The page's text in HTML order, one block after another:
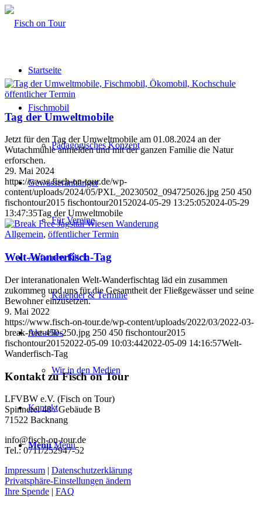
Startseite
Fischmobil
Pädagogisches Konzept
Gewässeranhänger
Für Vereine
Auf einen Klick
Kalender & Termine
Aktuelles
Wir in den Medien
Kontakt
Menü Menü
öffentlicher Termin
Tag der Umweltmobile
Jetzt für den Tag der Umweltmobile am 01.08.2024 an der
Wutachmühle anmelden und mit der ganzen Familie die Natur
erforschen.
29. Mai 2024
https://www.fisch-on-tour.de/wp-
content/uploads/2024/05/PXL_20230502_094725026.jpg 250 450
fischontour2015 fischontour20152024-05-29 13:25:052024-05-29
13:47:35Tag der Umweltmobile
Allgemein, öffentlicher Termin
Welt-Wanderfisch-Tag
Der interanationalen Welt-Wanderfischtag läd ein zusammen
zukommen und uns für die Gesamtheit der Fließgewässer und seine
Bewohner einzusetzen.
9. Mai 2022
https://www.fisch-on-tour.de/wp-content/uploads/2022/03/2022-03-
break-free-450-250.jpg 250 450 fischontour2015
fischontour20152022-05-09 10:03:442022-05-09 14:16:57Welt-
Wanderfisch-Tag
Kontakt zu Fisch on Tour
LFVBW e.V. (Fisch on Tour)
Spinnerei 48 / Gebäude B
71522 Backnang
info@fisch-on-tour.de
Tel.: 0711/252947-52
Impressum | Datenschutzerklärung
Privatsphäre-Einstellungen ändern
Ihre Spende | FAQ